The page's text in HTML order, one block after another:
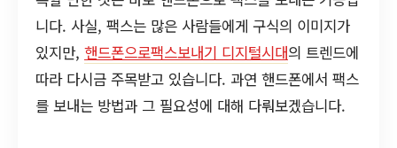
니다. 사실, 팩스는 많은 사람들에게 구식의 이미지가
있지만, 핸드폰으로팩스보내기 디지털시대의 트렌드에
따라 다시금 주목받고 있습니다. 과연 핸드폰에서 팩스
를 보내는 방법과 그 필요성에 대해 다뤄보겠습니다.